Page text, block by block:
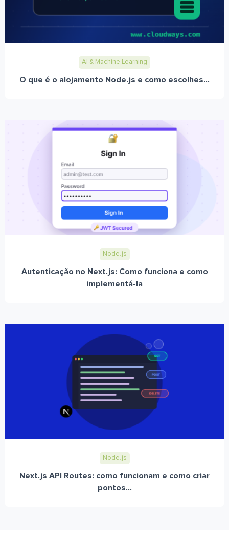
AI & Machine Learning
O que é o alojamento Node.js e como escolhes...
Node.js
Autenticação no Next.js: Como funciona e como
implementá-la
Node.js
Next.js API Routes: como funcionam e como criar
pontos...